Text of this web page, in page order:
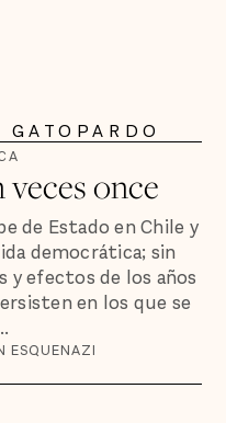
once
de Estado en Chile y
democrática; sin
y efectos de los años
en los que se
ESQUENAZI